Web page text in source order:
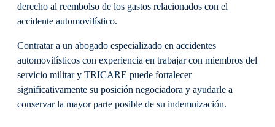
derecho al reembolso de los gastos relacionados con el
accidente automovilístico.
Contratar a un abogado especializado en accidentes
automovilísticos con experiencia en trabajar con miembros del
servicio militar y TRICARE puede fortalecer
significativamente su posición negociadora y ayudarle a
conservar la mayor parte posible de su indemnización.